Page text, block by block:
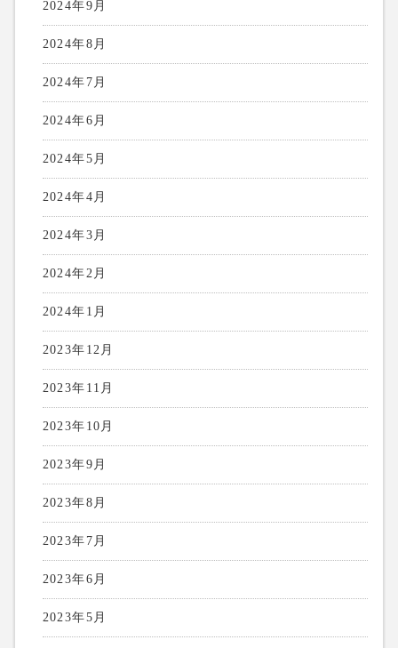
2024年9月
2024年8月
2024年7月
2024年6月
2024年5月
2024年4月
2024年3月
2024年2月
2024年1月
2023年12月
2023年11月
2023年10月
2023年9月
2023年8月
2023年7月
2023年6月
2023年5月